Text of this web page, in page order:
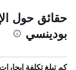
حقائق حول
بودينسي
كم تبلغ تكلفة